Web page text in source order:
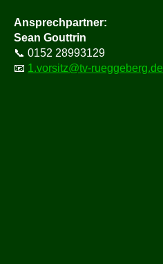
Ansprechpartner:
Sean Gouttrin
📞 0152 28993129
📧 1.vorsitz@tv-rueggeberg.de